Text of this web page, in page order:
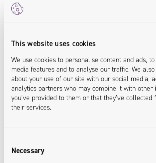
This website uses cookies
We use cookies to personalise content and ads,
media features and to analyse our traffic. We
about your use of our site with our social media,
analytics partners who may combine it with other
you’ve provided to them or that they’ve collected
their services.
Selection
Necessary
dist",
  "author": "",
  "license": "ISC",
  "dependencies": {
    "@babel/polyfill": "^7.4.4",
    "bcrypt": "^3.0.6",
    "body-parser": "^1.19.0",
    "jsonwebtoken": "^8.5.1",